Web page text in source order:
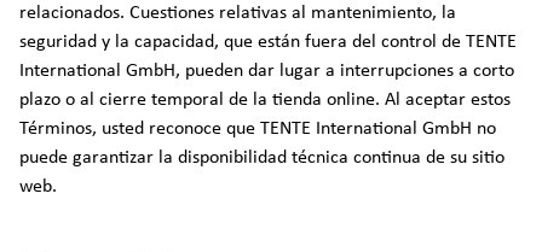
relacionados. Cuestiones relativas al mantenimiento, la
seguridad y la capacidad, que están fuera del control de TENTE
International GmbH, pueden dar lugar a interrupciones a corto
plazo o al cierre temporal de la tienda online. Al aceptar estos
Términos, usted reconoce que TENTE International GmbH no
puede garantizar la disponibilidad técnica continua de su sitio
web.